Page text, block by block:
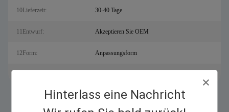
Hinterlass eine Nachricht
10Lieferzeit: 30-40 Tage
11Entwurf: Akzeptieren Sie OEM
12Form: Anpassungsform